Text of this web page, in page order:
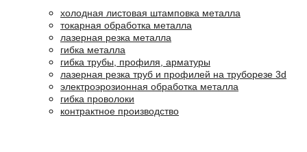
холодная листовая штамповка металла
токарная обработка металла
лазерная резка металла
гибка металла
гибка трубы, профиля, арматуры
лазерная резка труб и профилей на труборезе 3d
электроэрозионная обработка металла
гибка проволоки
контрактное производство